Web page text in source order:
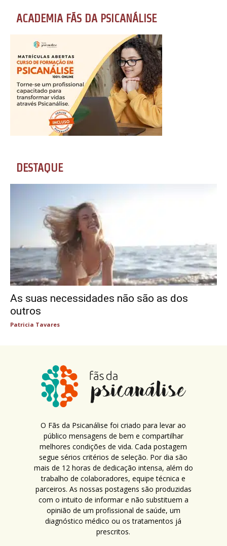
ACADEMIA FÃS DA PSICANÁLISE
DESTAQUE
As suas necessidades não são as dos
outros
Patricia Tavares
O Fãs da Psicanálise foi criado para levar ao
público mensagens de bem e compartilhar
melhores condições de vida. Cada postagem
segue sérios critérios de seleção. Por dia são
mais de 12 horas de dedicação intensa, além do
trabalho de colaboradores, equipe técnica e
parceiros. As nossas postagens são produzidas
com o intuito de informar e não substituem a
opinião de um profissional de saúde, um
diagnóstico médico ou os tratamentos já
prescritos.